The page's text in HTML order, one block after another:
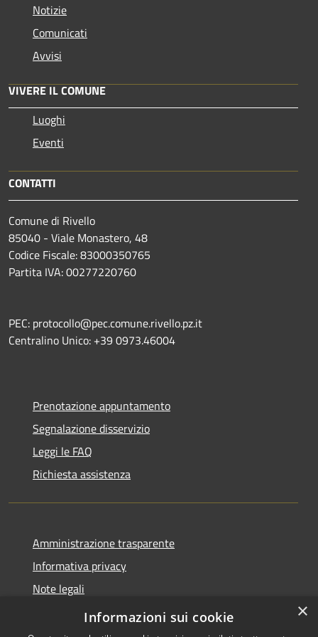
Notizie
Comunicati
Avvisi
VIVERE IL COMUNE
Luoghi
Eventi
CONTATTI
Comune di Rivello
85040 - Viale Monastero, 48
Codice Fiscale: 83000350765
Partita IVA: 00277220760
PEC: protocollo@pec.comune.rivello.pz.it
Centralino Unico: +39 0973.46004
Prenotazione appuntamento
Segnalazione disservizio
Leggi le FAQ
Richiesta assistenza
Amministrazione trasparente
Informativa privacy
Note legali
Dichiarazione di accessibilità
×
Informazioni sui cookie